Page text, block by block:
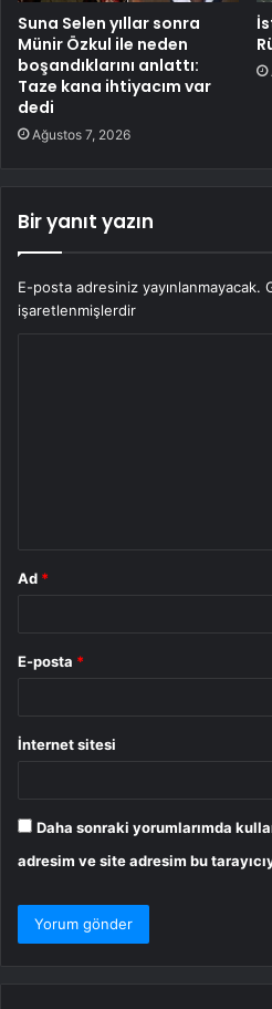
Suna Selen yıllar sonra
Münir Özkul ile neden
boşandıklarını anlattı:
Taze kana ihtiyacım var
dedi
Ağustos 7, 2026
Bir yanıt yazın
E-posta adresiniz yayınlanmayacak.
işaretlenmişlerdir
Ad *
E-posta *
İnternet sitesi
Daha sonraki yorumlarımda
adresim ve site adresim bu